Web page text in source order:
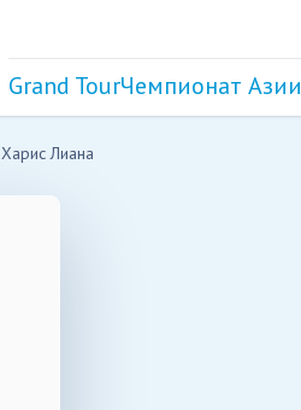
Grand TourЧемпионат Азии
Харис Лиана